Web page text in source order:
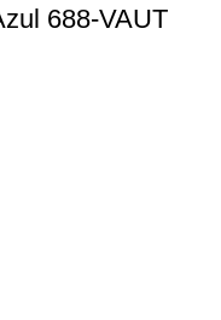
688-VAUT